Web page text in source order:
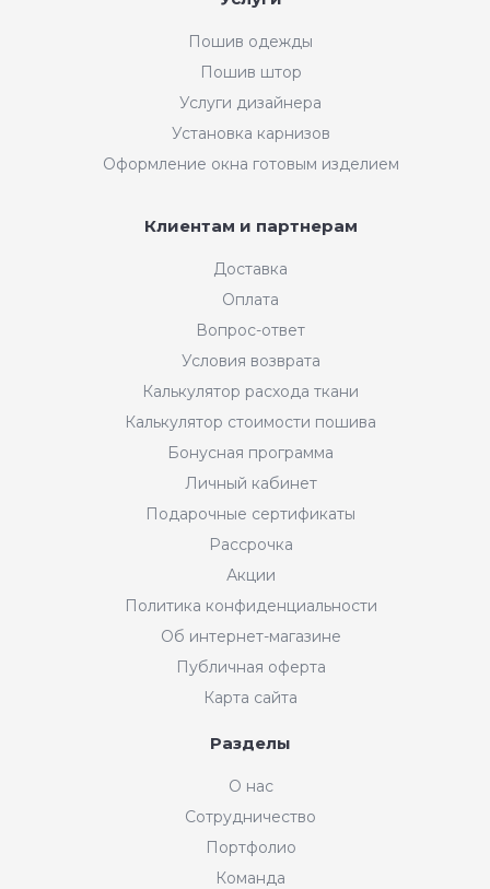
Пошив одежды
Пошив штор
Услуги дизайнера
Установка карнизов
Оформление окна готовым изделием
Клиентам и партнерам
Доставка
Оплата
Вопрос-ответ
Условия возврата
Калькулятор расхода ткани
Калькулятор стоимости пошива
Бонусная программа
Личный кабинет
Подарочные сертификаты
Рассрочка
Акции
Политика конфиденциальности
Об интернет-магазине
Публичная оферта
Карта сайта
Разделы
О нас
Сотрудничество
Портфолио
Команда